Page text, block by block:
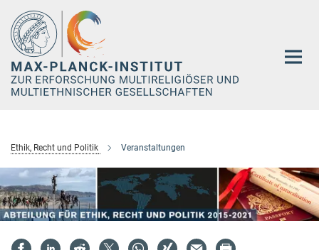
Hauptinhalt
Ethik, Recht und Politik Veranstaltungen